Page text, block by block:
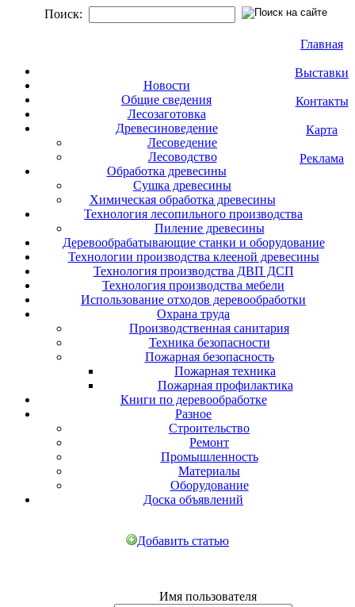
Поиск:
Главная
Выставки
Контакты
Карта
Реклама
Новости
Общие сведения
Лесозаготовка
Древесиноведение
Лесоведение
Лесоводство
Обработка древесины
Сушка древесины
Химическая обработка древесины
Технология лесопильного производства
Пиление древесины
Деревообрабатывающие станки и оборудование
Технологии производства клееной древесины
Технология производства ДВП ДСП
Технология производства мебели
Использование отходов деревообработки
Охрана труда
Производственная санитария
Техника безопасности
Пожарная безопасность
Пожарная техника
Пожарная профилактика
Книги по деревообработке
Разное
Строительство
Ремонт
Промышленность
Материалы
Оборудование
Доска объявлений
Добавить статью
Имя пользователя